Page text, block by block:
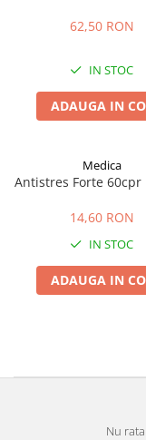
62,50 RON
IN STOC
ADAUGA IN
Medica
Antistres Forte 60cpr
14,60 RON
IN STOC
ADAUGA IN
Nu